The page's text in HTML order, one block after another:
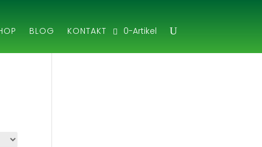
BLOG KONTAKT 0-Artikel